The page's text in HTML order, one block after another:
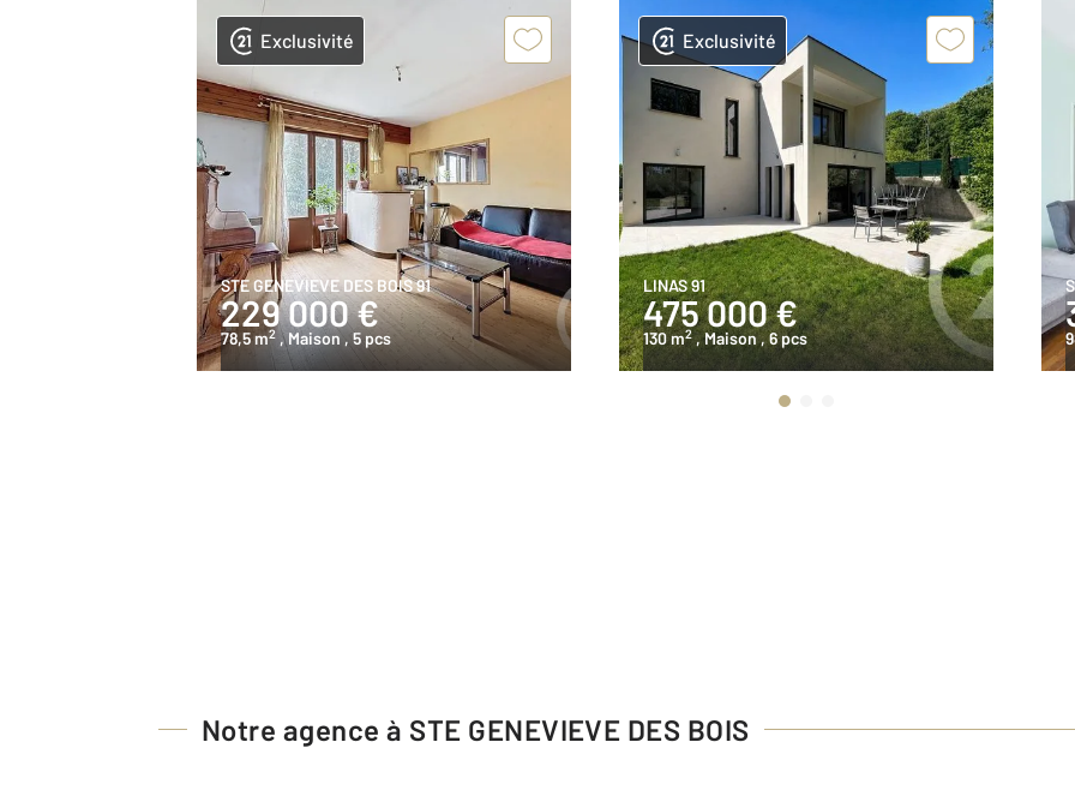
Exclusivité
STE GENEVIEVE DES BOIS 91
229 000 €
78,5 m2 , Maison , 5 pcs
Exclusivité
LINAS 91
475 000 €
130 m2 , Maison , 6 pcs
Notre agence à STE GENEVIEVE DES BOIS